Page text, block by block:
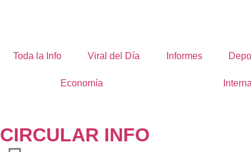
Toda la Info Viral del Día Informes
Economía
CIRCULAR INFO